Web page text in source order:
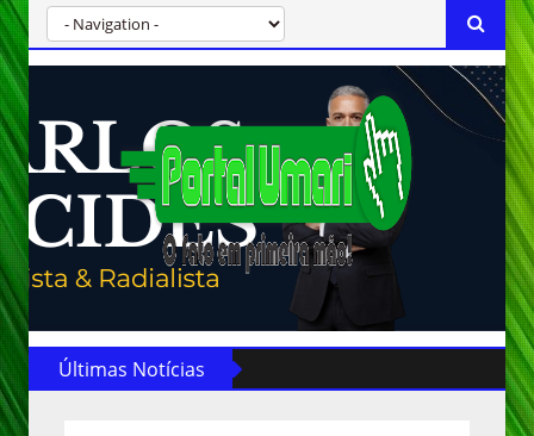
Últimas Notícias